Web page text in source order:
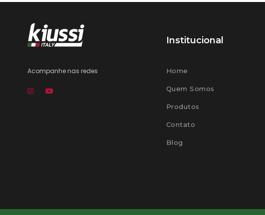
Acompanhe nas redes
Institucional
Home
Quem Somos
Produtos
Contato
Blog